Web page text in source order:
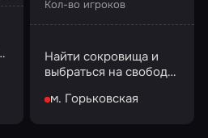
Кол-во игроков
Найти сокровища и
выбраться на свободу
подземельях? Выбор
м. Горьковская